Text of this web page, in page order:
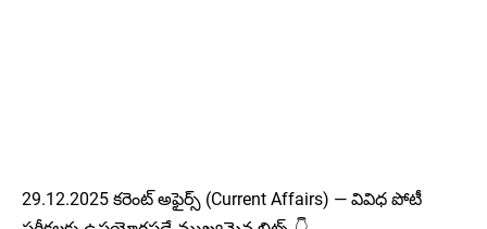
29.12.2025 కరెంట్ అఫైర్స్ (Current Affairs) — వివిధ పోటీ